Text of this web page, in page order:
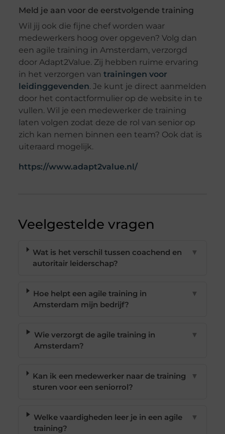
Meld je aan voor de eerstvolgende training
Wil jij ook die fijne chef worden waar
medewerkers hoog over opgeven? Volg dan
een agile training in Amsterdam, verzorgd
door Adapt2Value. Zij hebben ruime ervaring
in het verzorgen van trainingen voor
leidinggevenden. Je kunt je direct aanmelden
door het contactformulier op de website in te
vullen. Wil je een medewerker de training
laten volgen zodat deze de rol van senior op
zich kan nemen binnen een team? Ook dat is
uiteraard mogelijk.
https://www.adapt2value.nl/
Veelgestelde vragen
Wat is het verschil tussen coachend en
autoritair leiderschap?
▼
Hoe helpt een agile training in
Amsterdam mijn bedrijf?
▼
Wie verzorgt de agile training in
Amsterdam?
▼
Kan ik een medewerker naar de training
sturen voor een seniorrol?
▼
Welke vaardigheden leer je in een agile
training?
▼